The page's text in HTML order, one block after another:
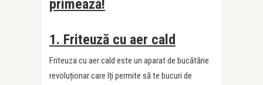
primează!
1. Friteuză cu aer cald
Friteuza cu aer cald este un aparat de bucătărie
revoluționar care îți permite să te bucuri de